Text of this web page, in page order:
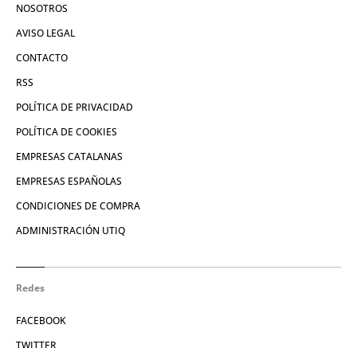
NOSOTROS
AVISO LEGAL
CONTACTO
RSS
POLÍTICA DE PRIVACIDAD
POLÍTICA DE COOKIES
EMPRESAS CATALANAS
EMPRESAS ESPAÑOLAS
CONDICIONES DE COMPRA
ADMINISTRACIÓN UTIQ
Redes
FACEBOOK
TWITTER